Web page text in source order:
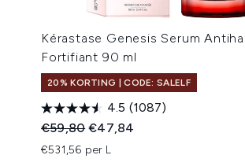
Kérastase Genesis Serum
Fortifiant 90 ml
20% KORTING | CODE: SALELF
4.5 (1087)
Recommended Retail Price:
€59,80Huidige prijs:
€47,84
€531,56 per L